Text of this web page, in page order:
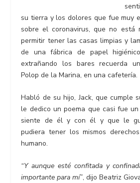
su tierra y los dolores que fue muy
sobre el coronavirus, que no está
permitir tener las casas limpias y
de una fábrica de papel
extrañando los bares recuerda
Polop de la Marina, en una cafetería.
Habló de su hijo, Jack, que cumple
le dedico un poema que casi fue
siente de él y con él y que le
pudiera tener los mismos
humano.
“Y aunque esté confitada y
importante para mí”, dijo Beatriz